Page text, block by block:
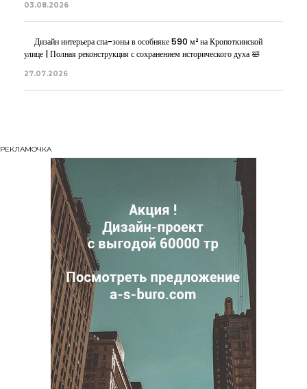
03.08.2026
Дизайн интерьера спа-зоны в особняке 590 м² на Кропоткинской
улице | Полная реконструкция с сохранением исторического духа 🛀
27.07.2026
РЕКЛАМОЧКА